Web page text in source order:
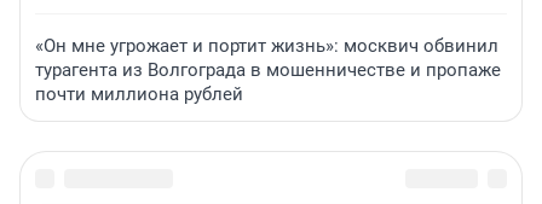
«Он мне угрожает и портит жизнь»: москвич обвинил
турагента из Волгограда в мошенничестве и пропаже
почти миллиона рублей